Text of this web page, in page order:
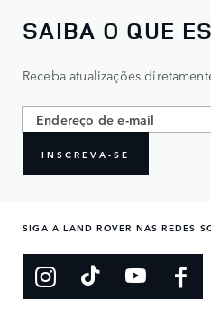
SAIBA O QUE
Receba atualizações
INSCREVA-SE
SIGA A LAND ROVER NAS REDES